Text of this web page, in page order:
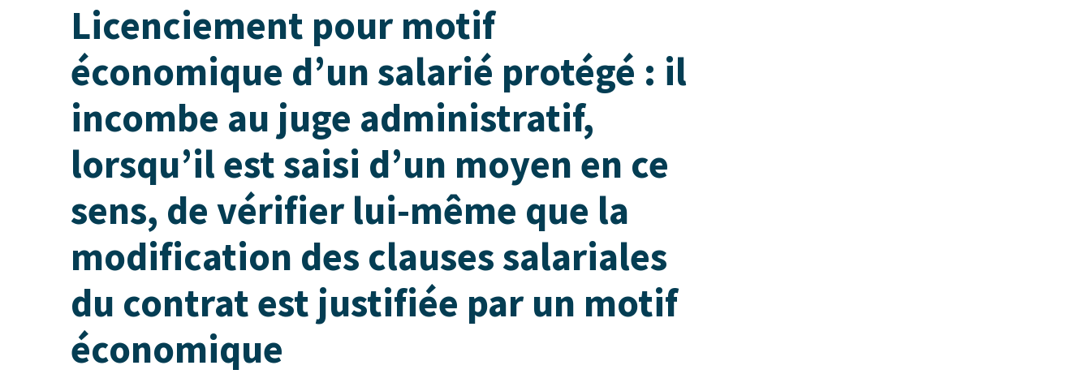
Licenciement pour motif
économique d’un salarié protégé : il
incombe au juge administratif,
lorsqu’il est saisi d’un moyen en ce
sens, de vérifier lui-même que la
modification des clauses salariales
du contrat est justifiée par un motif
économique